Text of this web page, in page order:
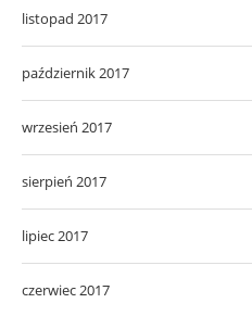
listopad 2017
październik 2017
wrzesień 2017
sierpień 2017
lipiec 2017
czerwiec 2017